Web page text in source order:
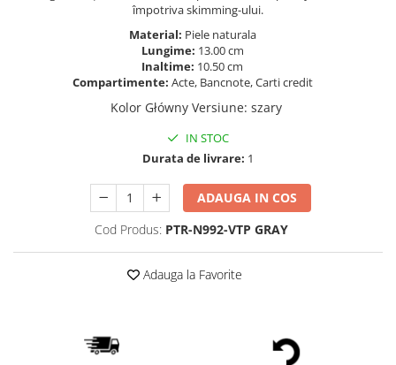
împotriva skimming-ului.
Material: Piele naturala
Lungime: 13.00 cm
Inaltime: 10.50 cm
Compartimente: Acte, Bancnote, Carti credit
Kolor Główny Versiune: szary
IN STOC
Durata de livrare: 1
ADAUGA IN COS
Cod Produs: PTR-N992-VTP GRAY
Adauga la Favorite